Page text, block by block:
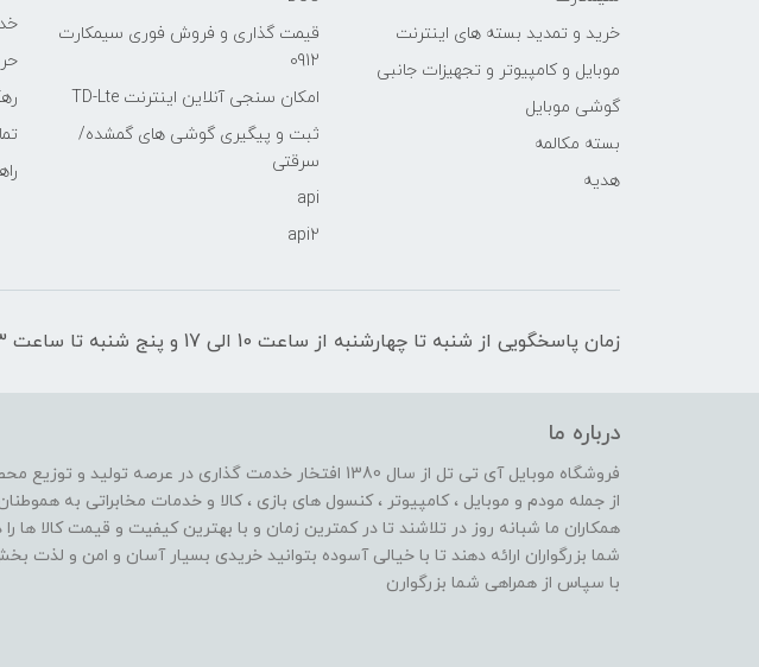
خرید و تمدید بسته های اینترنت
موبایل و کامپیوتر و تجهیزات جانبی
گوشی موبایل
بسته مکالمه
هدیه
قیمت گذاری و فروش فوری سیمکارت
0912
امکان سنجی آنلاین اینترنت TD-Lte
ثبت و پیگیری گوشی های گمشده/
سرقتی
api
api2
زمان پاسخگویی از شنبه تا چهارشنبه از ساعت 10 الی 17 و پنج شنبه تا ساعت 13
درباره ما
از جمله مودم و موبایل ، کامپیوتر ، کنسول های بازی ، کالا و خدمات مخابراتی به هموطنان
همکاران ما شبانه روز در تلاشند تا در کمترین زمان و با بهترین کیفیت و قیمت کالا ها
شما بزرگواران ارائه دهند تا با خیالی آسوده بتوانید خریدی بسیار آسان و امن و لذت
با سپاس از همراهی شما بزرگوارن